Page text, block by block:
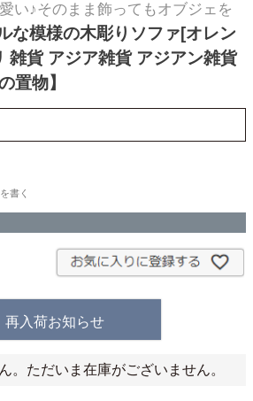
い♪そのまま飾ってもオブジェを
な模様の木彫りソファ[オレン
雑貨 アジア雑貨 アジアン雑貨
置物】
書く
再入荷お知らせ
。ただいま在庫がございません。